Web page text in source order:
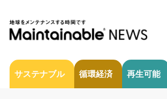
サステナブル 循環経済 再生可能